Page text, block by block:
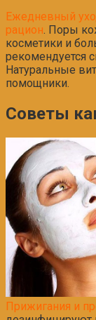
Ежедневный
рацион. Поры
косметики и
рекомендуется
Натуральные
помощники.
Советы
Прижигания и